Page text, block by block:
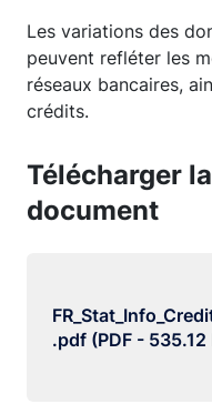
Les variations des
peuvent refléter les
réseaux bancaires,
crédits.
Télécharger
document
.pdf (PDF - 535.12